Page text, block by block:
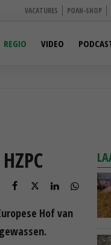
VACATURES POAH-SHOP
REGIO VIDEO
Hof van